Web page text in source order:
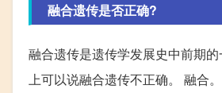
融合遗传是否正确?
融合遗传是遗传学发展史中前期
上可以说融合遗传不正确。 融合。